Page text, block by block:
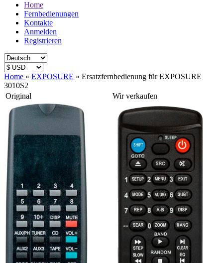
Home
Fernbedienungen
Kontakte
Anmelden
Registrieren
Home » EXPOSURE » Ersatzfernbedienung für EXPOSURE
3010S2
Original
Wir verkaufen